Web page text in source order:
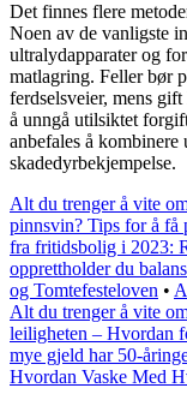
Det finnes flere
Noen av de vanligste
ultralydapparater og
matlagring. Feller bør
ferdselsveier, mens
å unngå utilsiktet
anbefales å
skadedyrbekjempelse.
Alt du trenger å vite
pinnsvin? Tips for å få
fra fritidsbolig i 2023:
opprettholder du
og Tomtefesteloven •
Alt du trenger å vite
leiligheten – Hvordan
mye gjeld har 50-
Hvordan Vaske Med